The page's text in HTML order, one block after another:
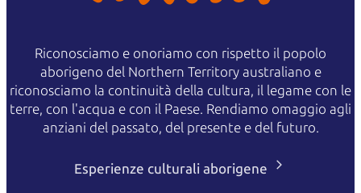
Riconosciamo e onoriamo con rispetto il popolo
aborigeno del Northern Territory australiano e
riconosciamo la continuità della cultura, il legame con le
terre, con l'acqua e con il Paese. Rendiamo omaggio agli
anziani del passato, del presente e del futuro.
Esperienze culturali aborigene